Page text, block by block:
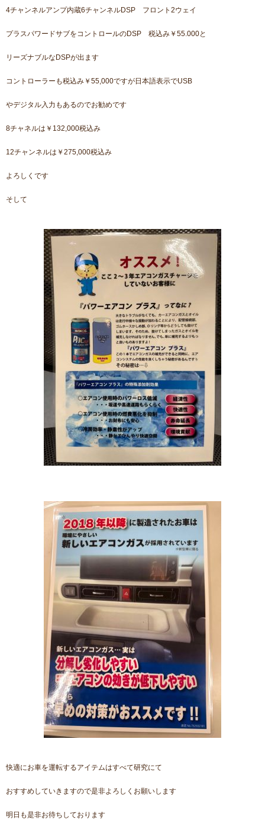
4チャンネルアンプ内蔵6チャンネルDSP フロント2ウェイ
プラスパワードサブをコントロールのDSP 税込み￥55.000と
リーズナブルなDSPが出ます
コントローラーも税込み￥55,000ですが日本語表示でUSB
やデジタル入力もあるのでお勧めです
8チャネルは￥132,000税込み
12チャンネルは￥275,000税込み
よろしくです
そして
快適にお車を運転するアイテムはすべて研究にて
おすすめしていきますので是非よろしくお願いします
明日も是非お待ちしております